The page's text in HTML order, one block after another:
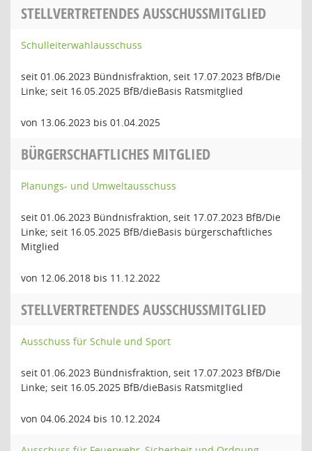
STELLVERTRETENDES AUSSCHUSSMITGLIED
Schulleiterwahlausschuss
seit 01.06.2023 Bündnisfraktion, seit 17.07.2023 BfB/Die
Linke; seit 16.05.2025 BfB/dieBasis Ratsmitglied
von 13.06.2023 bis 01.04.2025
BÜRGERSCHAFTLICHES MITGLIED
Planungs- und Umweltausschuss
seit 01.06.2023 Bündnisfraktion, seit 17.07.2023 BfB/Die
Linke; seit 16.05.2025 BfB/dieBasis bürgerschaftliches
Mitglied
von 12.06.2018 bis 11.12.2022
STELLVERTRETENDES AUSSCHUSSMITGLIED
Ausschuss für Schule und Sport
seit 01.06.2023 Bündnisfraktion, seit 17.07.2023 BfB/Die
Linke; seit 16.05.2025 BfB/dieBasis Ratsmitglied
von 04.06.2024 bis 10.12.2024